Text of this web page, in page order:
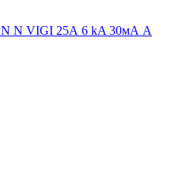
N VIGI 25А 6 kA 30мА А